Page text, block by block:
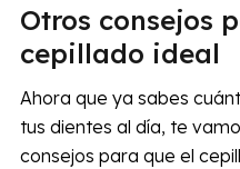
Otros consejos
cepillado ideal
Ahora que ya sabes
tus dientes al día, te
consejos para que el